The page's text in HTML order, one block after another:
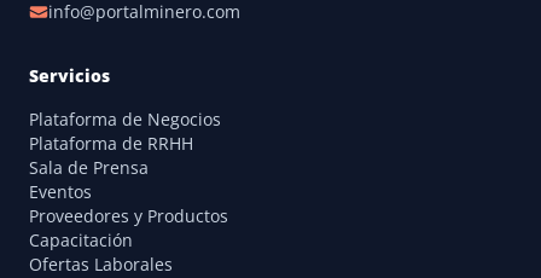
info@portalminero.com
Servicios
Plataforma de Negocios
Plataforma de RRHH
Sala de Prensa
Eventos
Proveedores y Productos
Capacitación
Ofertas Laborales